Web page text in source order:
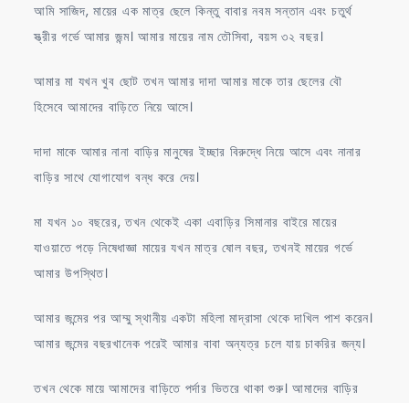
আমি সাজিদ, মায়ের এক মাত্র ছেলে কিন্তু বাবার নবম সন্তান এবং চতুর্থ
স্ত্রীর গর্ভে আমার জন্ম। আমার মায়ের নাম তৌসিবা, বয়স ৩২ বছর।
আমার মা যখন খুব ছোট তখন আমার দাদা আমার মাকে তার ছেলের বৌ
হিসেবে আমাদের বাড়িতে নিয়ে আসে।
দাদা মাকে আমার নানা বাড়ির মানুষের ইচ্ছার বিরুদ্ধে নিয়ে আসে এবং নানার
বাড়ির সাথে যোগাযোগ বন্ধ করে দেয়।
মা যখন ১০ বছরের, তখন থেকেই একা এবাড়ির সিমানার বাইরে মায়ের
যাওয়াতে পড়ে নিষেধাজ্ঞা মায়ের যখন মাত্র ষোল বছর, তখনই মায়ের গর্ভে
আমার উপস্থিত।
আমার জন্মের পর আম্মু স্থানীয় একটা মহিলা মাদ্রাসা থেকে দাখিল পাশ করেন।
আমার জন্মের বছরখানেক পরেই আমার বাবা অন্যত্র চলে যায় চাকরির জন্য।
তখন থেকে মায়ে আমাদের বাড়িতে পর্দার ভিতরে থাকা শুরু। আমাদের বাড়ির